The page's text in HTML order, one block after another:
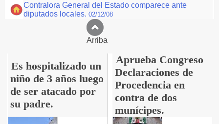
Contralora General del Estado comparece ante
diputados locales. 02/12/08
Arriba
Es hospitalizado un
niño de 3 años luego
de ser atacado por
su padre.
Aprueba Congreso
Declaraciones de
Procedencia en
contra de dos
munícipes.